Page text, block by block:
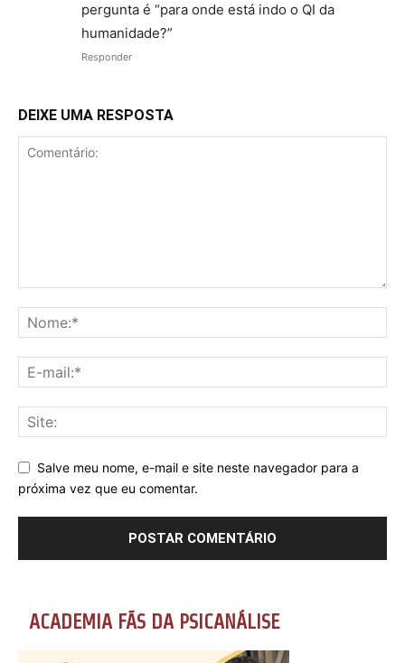
pergunta é “para onde está indo o QI da
humanidade?”
Responder
DEIXE UMA RESPOSTA
Salve meu nome, e-mail e site neste navegador para a
próxima vez que eu comentar.
ACADEMIA FÃS DA PSICANÁLISE